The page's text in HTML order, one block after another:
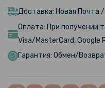
289
Кожаный чехол CODE Tactile
Доставка: Новая Почта /
Оплата: При получении
Visa/MasterCard, Google
Гарантия: Обмен/